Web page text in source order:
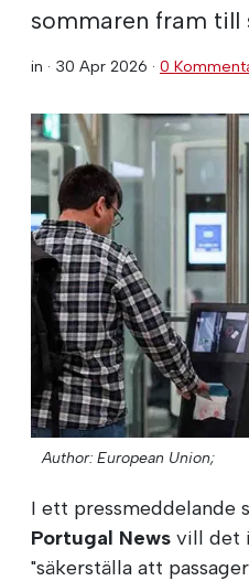
sommaren fram till
in · 30 Apr 2026 · 0
Author: European Union;
I ett pressmeddelande
Portugal News vill det
"säkerställa att